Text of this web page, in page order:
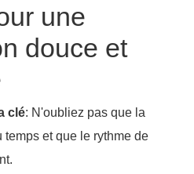
une
douce et
clé: N'oubliez pas que la
temps et que le rythme de